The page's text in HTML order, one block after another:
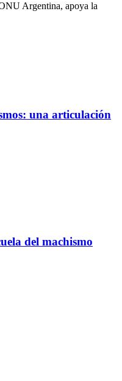
Argentina, apoya la
una articulación
del machismo